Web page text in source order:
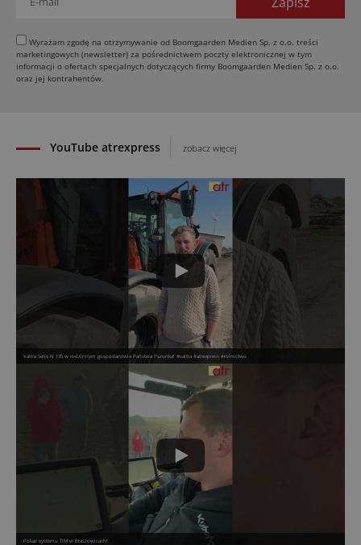
Rzepak hybrydowy: sposób na wyższą rentowność
02.08.2026
Europejski przemysł maszyn rolniczych w recesji
YouTube atrexpress zobacz więcej
Valtra Serie N 135 w rodzinnym gospodarstwie Państwa Pszonka! #valtra #atrexpress #rolnictwo
Pokaz systemu TIM w Braszowicach!
Wyrażam zgodę na otrzymywanie od Boomgaarden Medien Sp. z o.o. treści
marketingowych (newsletter) za pośrednictwem poczty elektronicznej w tym
informacji o ofertach specjalnych dotyczących firmy Boomgaarden Medien Sp. z o.o.
oraz jej kontrahentów.